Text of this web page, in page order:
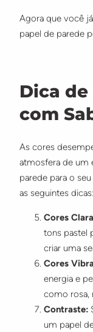
Agora que você
papel de parede
Dica de
com
As cores
atmosfera de um
parede para o
as seguintes dicas:
Cores
tons pastel
criar uma
Cores
energia e
como rosa,
Contraste:
um papel